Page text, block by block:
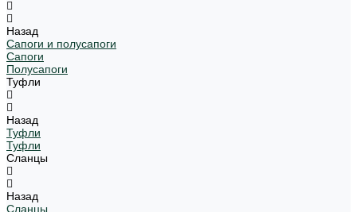
Назад
Сапоги и полусапоги
Сапоги
Полусапоги
Туфли
Назад
Туфли
Туфли
Сланцы
Назад
Сланцы